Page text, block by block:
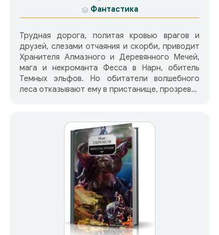
Фантастика
Трудная дорога, политая кровью врагов и
друзей, слезами отчаяния и скорби, приводит
Хранителя Алмазного и Деревянного Мечей,
мага и некроманта Фесса в Нарн, обитель
Темных эльфов. Но обитатели волшебного
леса отказывают ему в пристанище, прозревая
гибель Эвиалу. Не удалось Фесу найти
пристанища и у светлых эльфов. Приняв бой с
с верными слугами Инквизицией —
воспитанниками замка Бренер и позволив
захватить мага воздуха Джайлза, Фесс в
третий раз нарушает слово некроманта. В
отчайной попытке отомстить Инквизиции Фесс
теряет оставшихся друзей, обретенную
любовь и как никогда близок к Серым
Пределам. Время странствий мага подходит к
концу, наступает время одиночества мага.